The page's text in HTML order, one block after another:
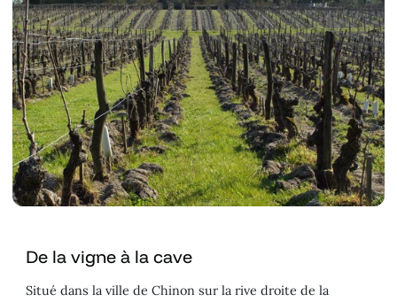
De la vigne à la cave
Situé dans la ville de Chinon sur la rive droite de la